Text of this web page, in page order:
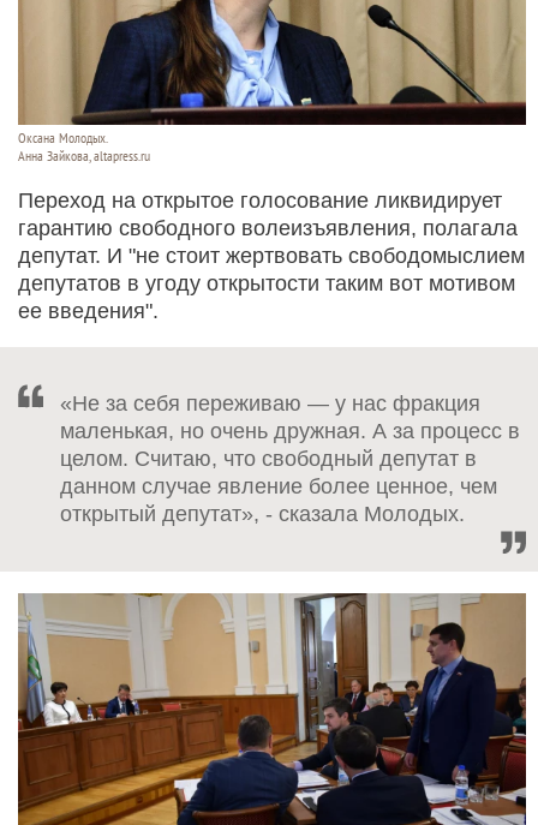
Оксана Молодых.
Анна Зайкова, altapress.ru
Переход на открытое голосование ликвидирует
гарантию свободного волеизъявления, полагала
депутат. И "не стоит жертвовать свободомыслием
депутатов в угоду открытости таким вот мотивом
ее введения".
«Не за себя переживаю — у нас фракция
маленькая, но очень дружная. А за процесс в
целом. Считаю, что свободный депутат в
данном случае явление более ценное, чем
открытый депутат», - сказала Молодых.